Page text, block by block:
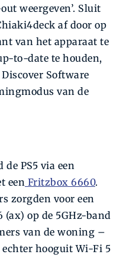
weergeven’. Sluit
af door op
van het apparaat te
to-date te houden,
Software
van de
PS5 via een
een Fritzbox 6660.
zorgden voor een
op de 5GHz-band
van de woning –
echter hooguit Wi-Fi 5